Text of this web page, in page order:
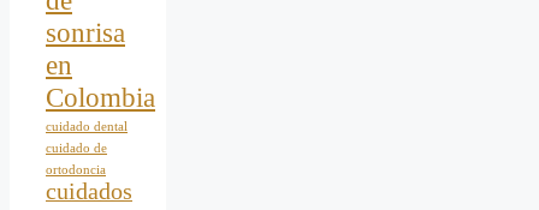
sonrisa
en
Colombia
cuidado dental
cuidado de
ortodoncia
cuidados